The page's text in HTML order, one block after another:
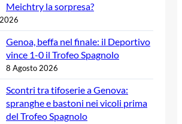
Meichtry la sorpresa?
Genoa, beffa nel finale: il Deportivo
vince 1-0 il Trofeo Spagnolo
8 Agosto 2026
Scontri tra tifoserie a Genova:
spranghe e bastoni nei vicoli prima
del Trofeo Spagnolo